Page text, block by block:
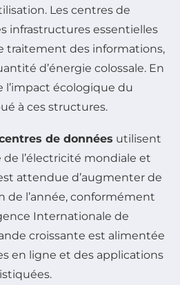
Les centres de
infrastructures essentielles
traitement des informations,
d’énergie colossale. En
l’impact écologique du
à ces structures.
de données utilisent
l’électricité mondiale et
attendue d’augmenter de
de l’année, conformément
Internationale de
croissante est alimentée
en ligne et des applications